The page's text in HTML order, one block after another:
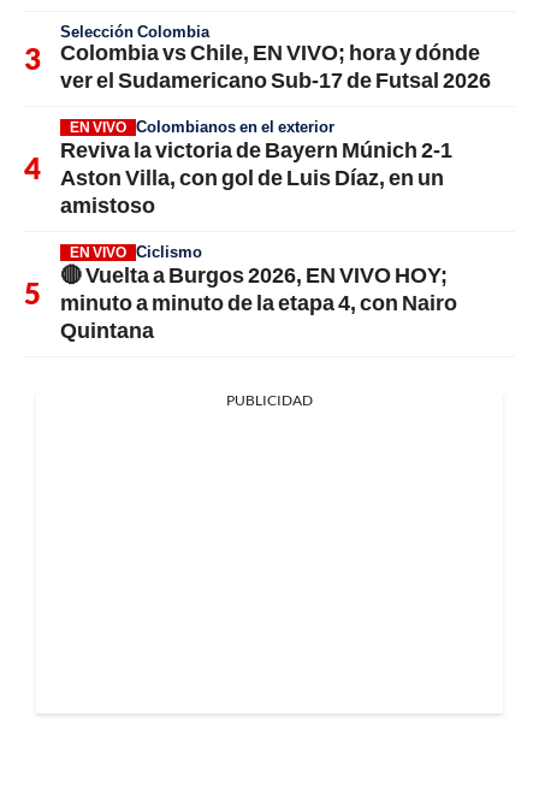
Selección Colombia
Colombia vs Chile, EN VIVO; hora y dónde
ver el Sudamericano Sub-17 de Futsal 2026
EN VIVO Colombianos en el exterior
Reviva la victoria de Bayern Múnich 2-1
Aston Villa, con gol de Luis Díaz, en un
amistoso
EN VIVO Ciclismo
🔴 Vuelta a Burgos 2026, EN VIVO HOY;
minuto a minuto de la etapa 4, con Nairo
Quintana
PUBLICIDAD